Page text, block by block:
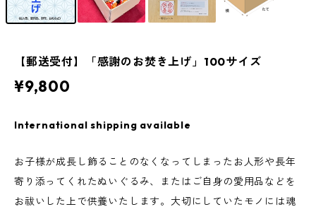
【郵送受付】「感謝のお焚き上げ」100サイズ
¥9,800
International shipping available
お子様が成長し飾ることのなくなってしまったお人形や長年
寄り添ってくれたぬいぐるみ、またはご自身の愛用品などを
お祓いした上で供養いたします。大切にしていたモノには魂